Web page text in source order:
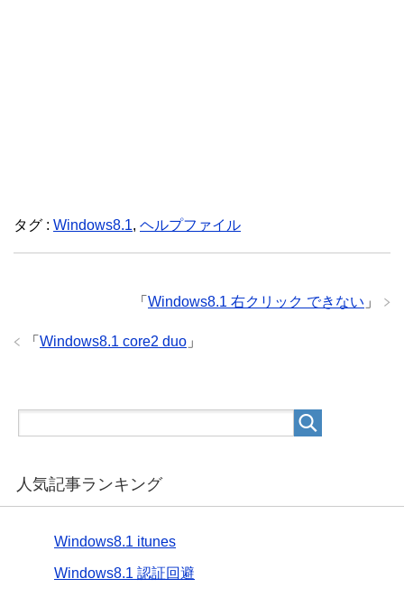
タグ : Windows8.1, ヘルプファイル
「 Windows8.1 右クリック できない 」
「 Windows8.1 core2 duo 」
人気記事ランキング
Windows8.1 itunes
Windows8.1 認証回避